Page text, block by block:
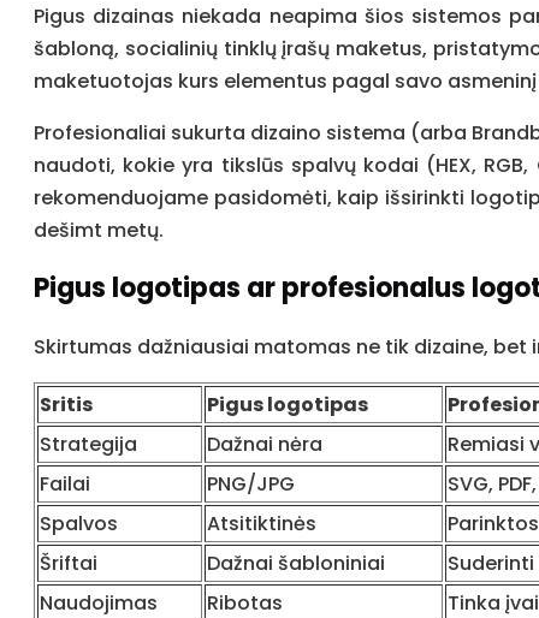
Pigus dizainas niekada neapima šios sistemos
šabloną, socialinių tinklų įrašų maketus,
maketuotojas kurs elementus pagal savo
Profesionaliai sukurta dizaino sistema (arba
naudoti, kokie yra tikslūs spalvų kodai (HEX,
rekomenduojame pasidomėti, kaip išsirinkti
dešimt metų.
Pigus logotipas ar profesionalus
Skirtumas dažniausiai matomas ne tik dizaine, bet
Sritis Pigus logotipas
Strategija
Dažnai nėra
Remiasi
Failai
PNG/JPG
SVG,
Spalvos
Atsitiktinės
Šriftai
Dažnai šabloniniai
Naudojimas
Ribotas
Tinka